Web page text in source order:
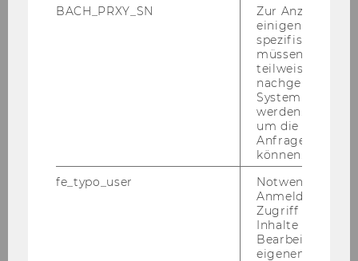
BACH_PRXY_SN
Zur Anzeige von
einigen WU-
spezifischen
müssen
teilweise von
nachgelagerten
System
werden.
um die Antwort
Anfrage
können.
fe_typo_user
Notwendig für
Anmeldung und
Zugriff auf
Inhalte oder zur
Bearbeitung des
eigenen Profils.